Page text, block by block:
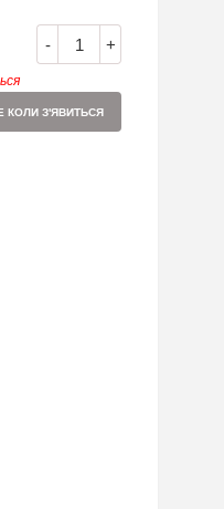
- +
КОЛИ З'ЯВИТЬСЯ